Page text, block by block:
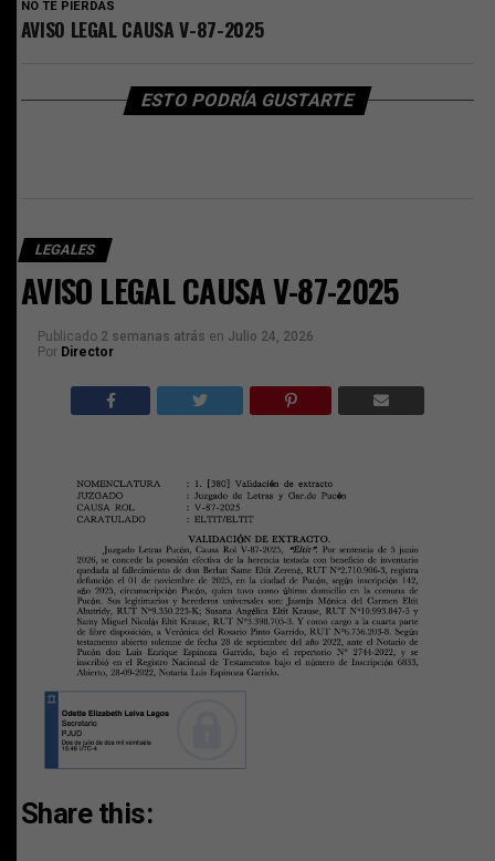
NO TE PIERDAS
AVISO LEGAL CAUSA V-87-2025
ESTO PODRÍA GUSTARTE
LEGALES
AVISO LEGAL CAUSA V-87-2025
Publicado 2 semanas atrás en Julio 24, 2026
Por Director
Share this: